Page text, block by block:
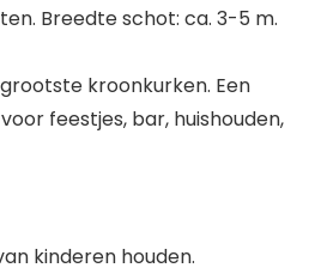
Breedte schot: ca. 3-5 m.
kroonkurken. Een
feestjes, bar, huishouden,
kinderen houden.